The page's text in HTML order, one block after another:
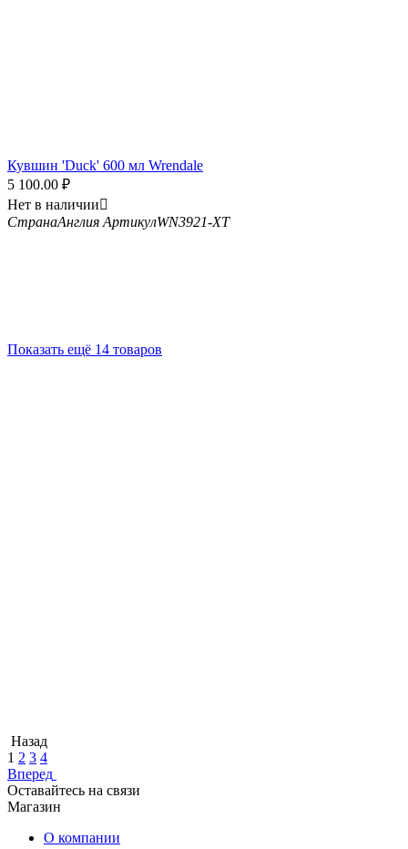
Кувшин 'Duck' 600 мл Wrendale
5 100.00 ₽
Нет в наличии
СтранаАнглия АртикулWN3921-XT
Показать ещё 14 товаров
Назад
1 2 3 4
Вперед
Оставайтесь на связи
Магазин
О компании